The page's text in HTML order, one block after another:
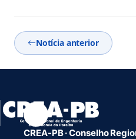
Notícia anterior
CREA-PB · Conselho